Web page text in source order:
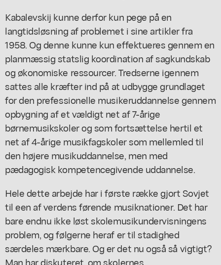
Kabalevskij kunne derfor kun pege på en
langtidsløsning af problemet i sine artikler fra
1958. Og denne kunne kun effektueres gennem en
planmæssig statslig koordination af sagkundskab
og økonomiske ressourcer. Tredserne igennem
sattes alle kræfter ind på at udbygge grundlaget
for den prefessionelle musikeruddannelse gennem
opbygning af et vældigt net af 7-årige
børnemusikskoler og som fortsættelse hertil et
net af 4-årige musikfagskoler som mellemled til
den højere musikuddannelse, men med
pædagogisk kompetencegivende uddannelse.
Hele dette arbejde har i første række gjort Sovjet
til een af verdens førende musiknationer. Det har
bare endnu ikke løst skolemusikundervisningens
problem, og følgerne heraf er til stadighed
særdeles mærkbare. Og er det nu også så vigtigt?
Man har diskuteret, om skolernes